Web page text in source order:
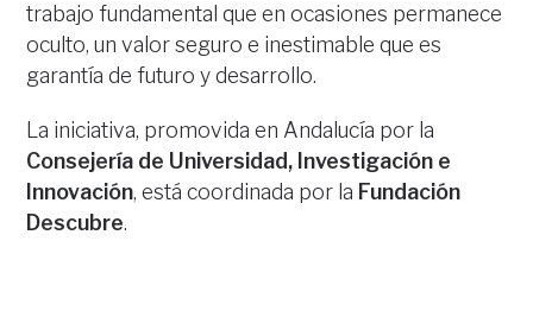
trabajo fundamental que en ocasiones permanece
oculto, un valor seguro e inestimable que es
garantía de futuro y desarrollo.
La iniciativa, promovida en Andalucía por la
Consejería de Universidad, Investigación e
Innovación, está coordinada por la Fundación
Descubre.